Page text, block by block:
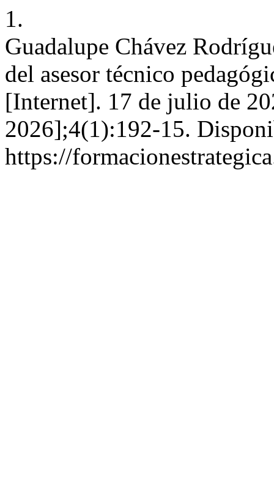
1.
Guadalupe Chávez
del asesor técnico
[Internet]. 17 de julio de
2026];4(1):192-15.
https://